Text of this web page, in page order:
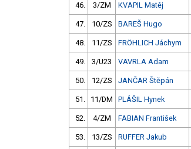
46. 3/ZM KVAPIL Matěj
47. 10/ZS BAREŠ Hugo
48. 11/ZS FRÖHLICH Jáchym
49. 3/U23 VAVRLA Adam
50. 12/ZS JANČAR Štěpán
51. 11/DM PLÁŠIL Hynek
52. 4/ZM FABIAN František
53. 13/ZS RUFFER Jakub